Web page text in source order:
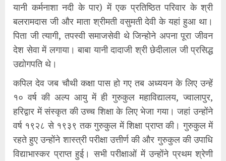
यानी कर्मनाशा नदी के पार) में एक प्रतिष्ठित परिवार के श्री
बलरामदास जी और माता श्रीमती वसुमती देवी के यहां हुआ था।
पिता जी त्यागी, तपस्वी समाजसेवी थे जिन्होने अपना पूरा जीवन
देश सेवा में लगाया। बाबा यानी दादाजी श्री छेदीलाल जी प्रसिद्ध
उद्योगपति थे।
कपिल देव जब चौथी कक्षा पास हो गए तब अध्ययन के लिए उन्हें
१० वर्ष की अल्प आयु में ही गुरुकुल महाविद्यालय, ज्वालापुर,
हरिद्वार में संस्कृत की उच्च शिक्षा के लिए भेजा गया। जहां उन्होंने
वर्ष १९२८ से १९३९ तक गुरुकुल में शिक्षा प्राप्त की। गुरुकुल में
रहते हुए उन्होंने शास्त्री परीक्षा उत्तीर्ण की और गुरुकुल की उपाधि
विद्याभास्कर प्राप्त हुई। सभी परीक्षाओं में उन्होंने प्रथम श्रेणी